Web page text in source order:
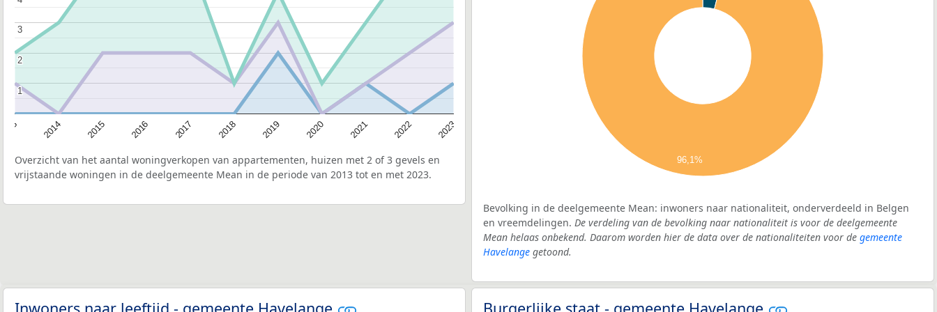
2014 2015 2016 2017 2018 2019 2020 2021 2022 2023
1
1
2
2
3
3
Overzicht van het aantal woningverkopen van appartementen, huizen met 2 of 3 gevels en
vrijstaande woningen in de deelgemeente Mean in de periode van 2013 tot en met 2023.
96,1%
Bevolking in de deelgemeente Mean: inwoners naar nationaliteit, onderverdeeld in Belgen
en vreemdelingen. De verdeling van de bevolking naar nationaliteit is voor de deelgemeente
Mean helaas onbekend. Daarom worden hier de data over de nationaliteiten voor de gemeente
Havelange getoond.
Inwoners naar leeftijd - gemeente Havelange Burgerlijke staat - gemeente Havelange